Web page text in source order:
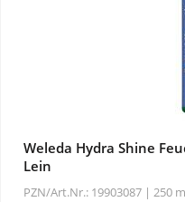
Weleda Hydra Shine
Lein
PZN/Art.Nr.: 19903087 | 250